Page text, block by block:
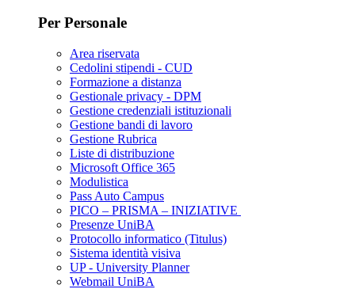
Per Personale
Area riservata
Cedolini stipendi - CUD
Formazione a distanza
Gestionale privacy - DPM
Gestione credenziali istituzionali
Gestione bandi di lavoro
Gestione Rubrica
Liste di distribuzione
Microsoft Office 365
Modulistica
Pass Auto Campus
PICO – PRISMA – INIZIATIVE
Presenze UniBA
Protocollo informatico (Titulus)
Sistema identità visiva
UP - University Planner
Webmail UniBA